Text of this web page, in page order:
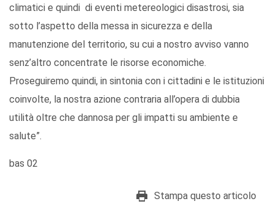
climatici e quindi di eventi metereologici disastrosi, sia
sotto l’aspetto della messa in sicurezza e della
manutenzione del territorio, su cui a nostro avviso vanno
senz’altro concentrate le risorse economiche.
Proseguiremo quindi, in sintonia con i cittadini e le istituzioni
coinvolte, la nostra azione contraria all’opera di dubbia
utilità oltre che dannosa per gli impatti su ambiente e
salute”.
bas 02
Stampa questo articolo